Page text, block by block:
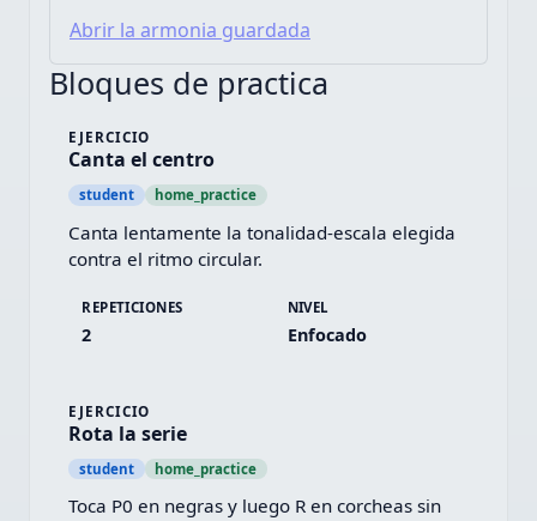
Abrir la armonia guardada
Bloques de practica
EJERCICIO
Canta el centro
student home_practice
Canta lentamente la tonalidad-escala elegida
contra el ritmo circular.
REPETICIONES
2
NIVEL
Enfocado
EJERCICIO
Rota la serie
student home_practice
Toca P0 en negras y luego R en corcheas sin